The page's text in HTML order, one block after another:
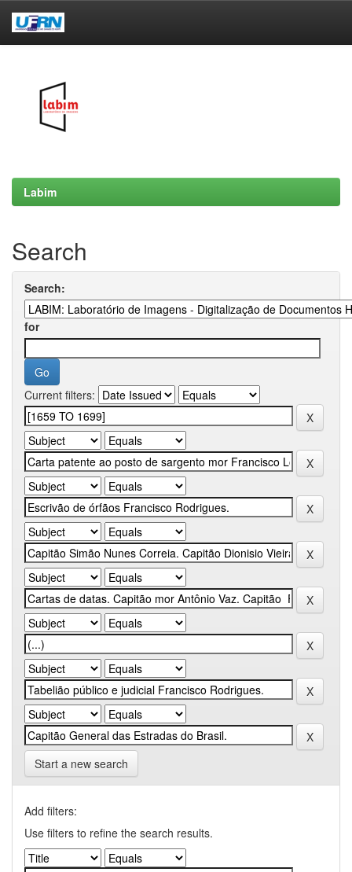
Labim
Search
Search:
for
Current filters:
Start a new search
Add filters:
Use filters to refine the search results.